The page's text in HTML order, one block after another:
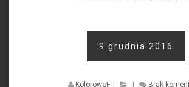
9 grudnia 2016
KolorowoF Brak